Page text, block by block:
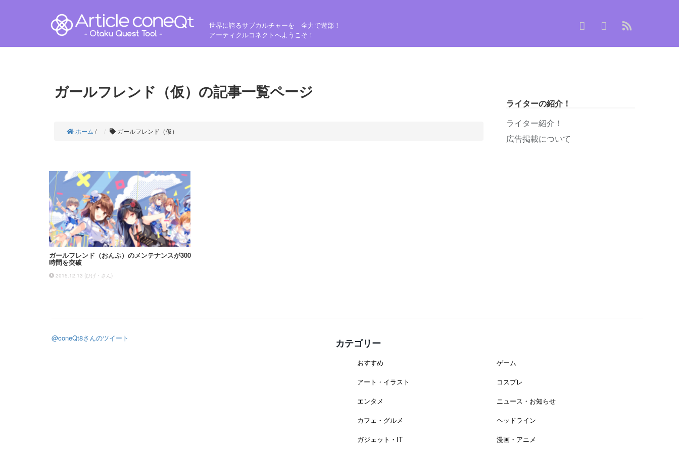
世界に誇るサブカルチャーを 全力で遊部！
アーティクルコネクトへようこそ！
ガールフレンド（仮）の記事一覧ページ
ホーム / ガールフレンド（仮）
ガールフレンド（おんぷ）のメンテナンスが300
時間を突破
2015.12.13 (ひげ・さん)
ライターの紹介！
ライター紹介！
広告掲載について
@coneQt8さんのツイート カテゴリー
おすすめ
ゲーム
アート・イラスト
コスプレ
エンタメ
ニュース・お知らせ
カフェ・グルメ
ヘッドライン
ガジェット・IT
漫画・アニメ